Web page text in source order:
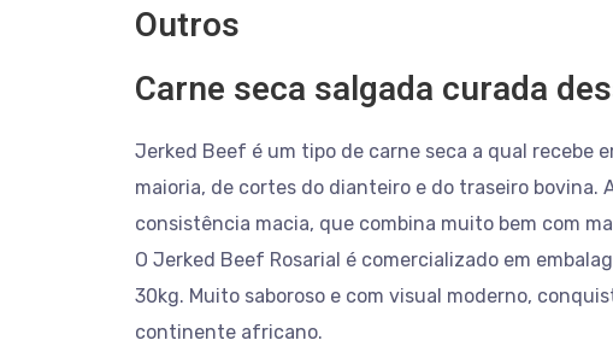
Outros
Carne seca salgada curada
Jerked Beef é um tipo de carne seca a qual recebe
maioria, de cortes do dianteiro e do traseiro
consistência macia, que combina muito bem com
O Jerked Beef Rosarial é comercializado em
30kg. Muito saboroso e com visual moderno,
continente africano.